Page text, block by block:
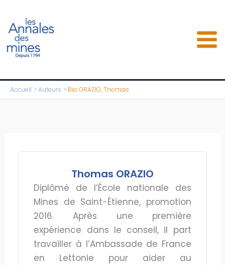
contenu
Accueil Auteurs Bio ORAZIO, Thomas
Thomas ORAZIO
Diplômé de l’École nationale des
Mines de Saint-Étienne, promotion
2016. Après une première
expérience dans le conseil, il part
travailler à l’Ambassade de France
en Lettonie pour aider au